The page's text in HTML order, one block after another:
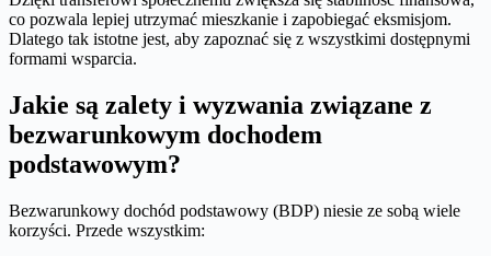
co pozwala lepiej utrzymać mieszkanie i zapobiegać eksmisjom.
Dlatego tak istotne jest, aby zapoznać się z wszystkimi dostępnymi
formami wsparcia.
Jakie są zalety i wyzwania związane z
bezwarunkowym dochodem
podstawowym?
Bezwarunkowy dochód podstawowy (BDP) niesie ze sobą wiele
korzyści. Przede wszystkim: